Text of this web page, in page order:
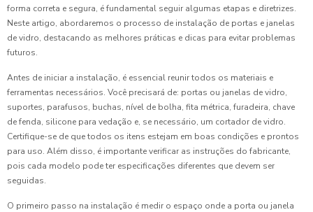
forma correta e segura, é fundamental seguir algumas etapas e diretrizes.
Neste artigo, abordaremos o processo de instalação de portas e janelas
de vidro, destacando as melhores práticas e dicas para evitar problemas
futuros.
Antes de iniciar a instalação, é essencial reunir todos os materiais e
ferramentas necessários. Você precisará de: portas ou janelas de vidro,
suportes, parafusos, buchas, nível de bolha, fita métrica, furadeira, chave
de fenda, silicone para vedação e, se necessário, um cortador de vidro.
Certifique-se de que todos os itens estejam em boas condições e prontos
para uso. Além disso, é importante verificar as instruções do fabricante,
pois cada modelo pode ter especificações diferentes que devem ser
seguidas.
O primeiro passo na instalação é medir o espaço onde a porta ou janela